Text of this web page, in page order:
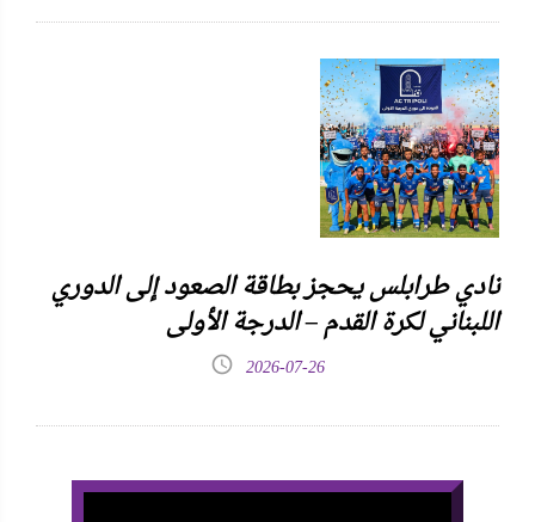
نادي طرابلس يحجز بطاقة الصعود إلى الدوري
اللبناني لكرة القدم – الدرجة الأولى
2026-07-26